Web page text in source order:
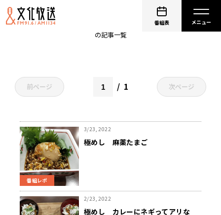
番組表
の記事一覧
前ページ 1 次ページ
番組レポ
3/23, 2022
極めし 麻薬たまご
2/23, 2022
極めし カレーにネギってアリな